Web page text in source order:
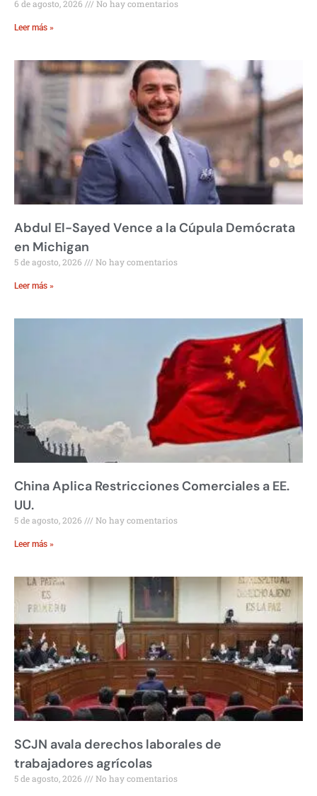
6 de agosto, 2026 No hay comentarios
Leer más »
Abdul El-Sayed Vence a la Cúpula Demócrata
en Michigan
5 de agosto, 2026 No hay comentarios
Leer más »
China Aplica Restricciones Comerciales a EE.
UU.
5 de agosto, 2026 No hay comentarios
Leer más »
SCJN avala derechos laborales de
trabajadores agrícolas
5 de agosto, 2026 No hay comentarios